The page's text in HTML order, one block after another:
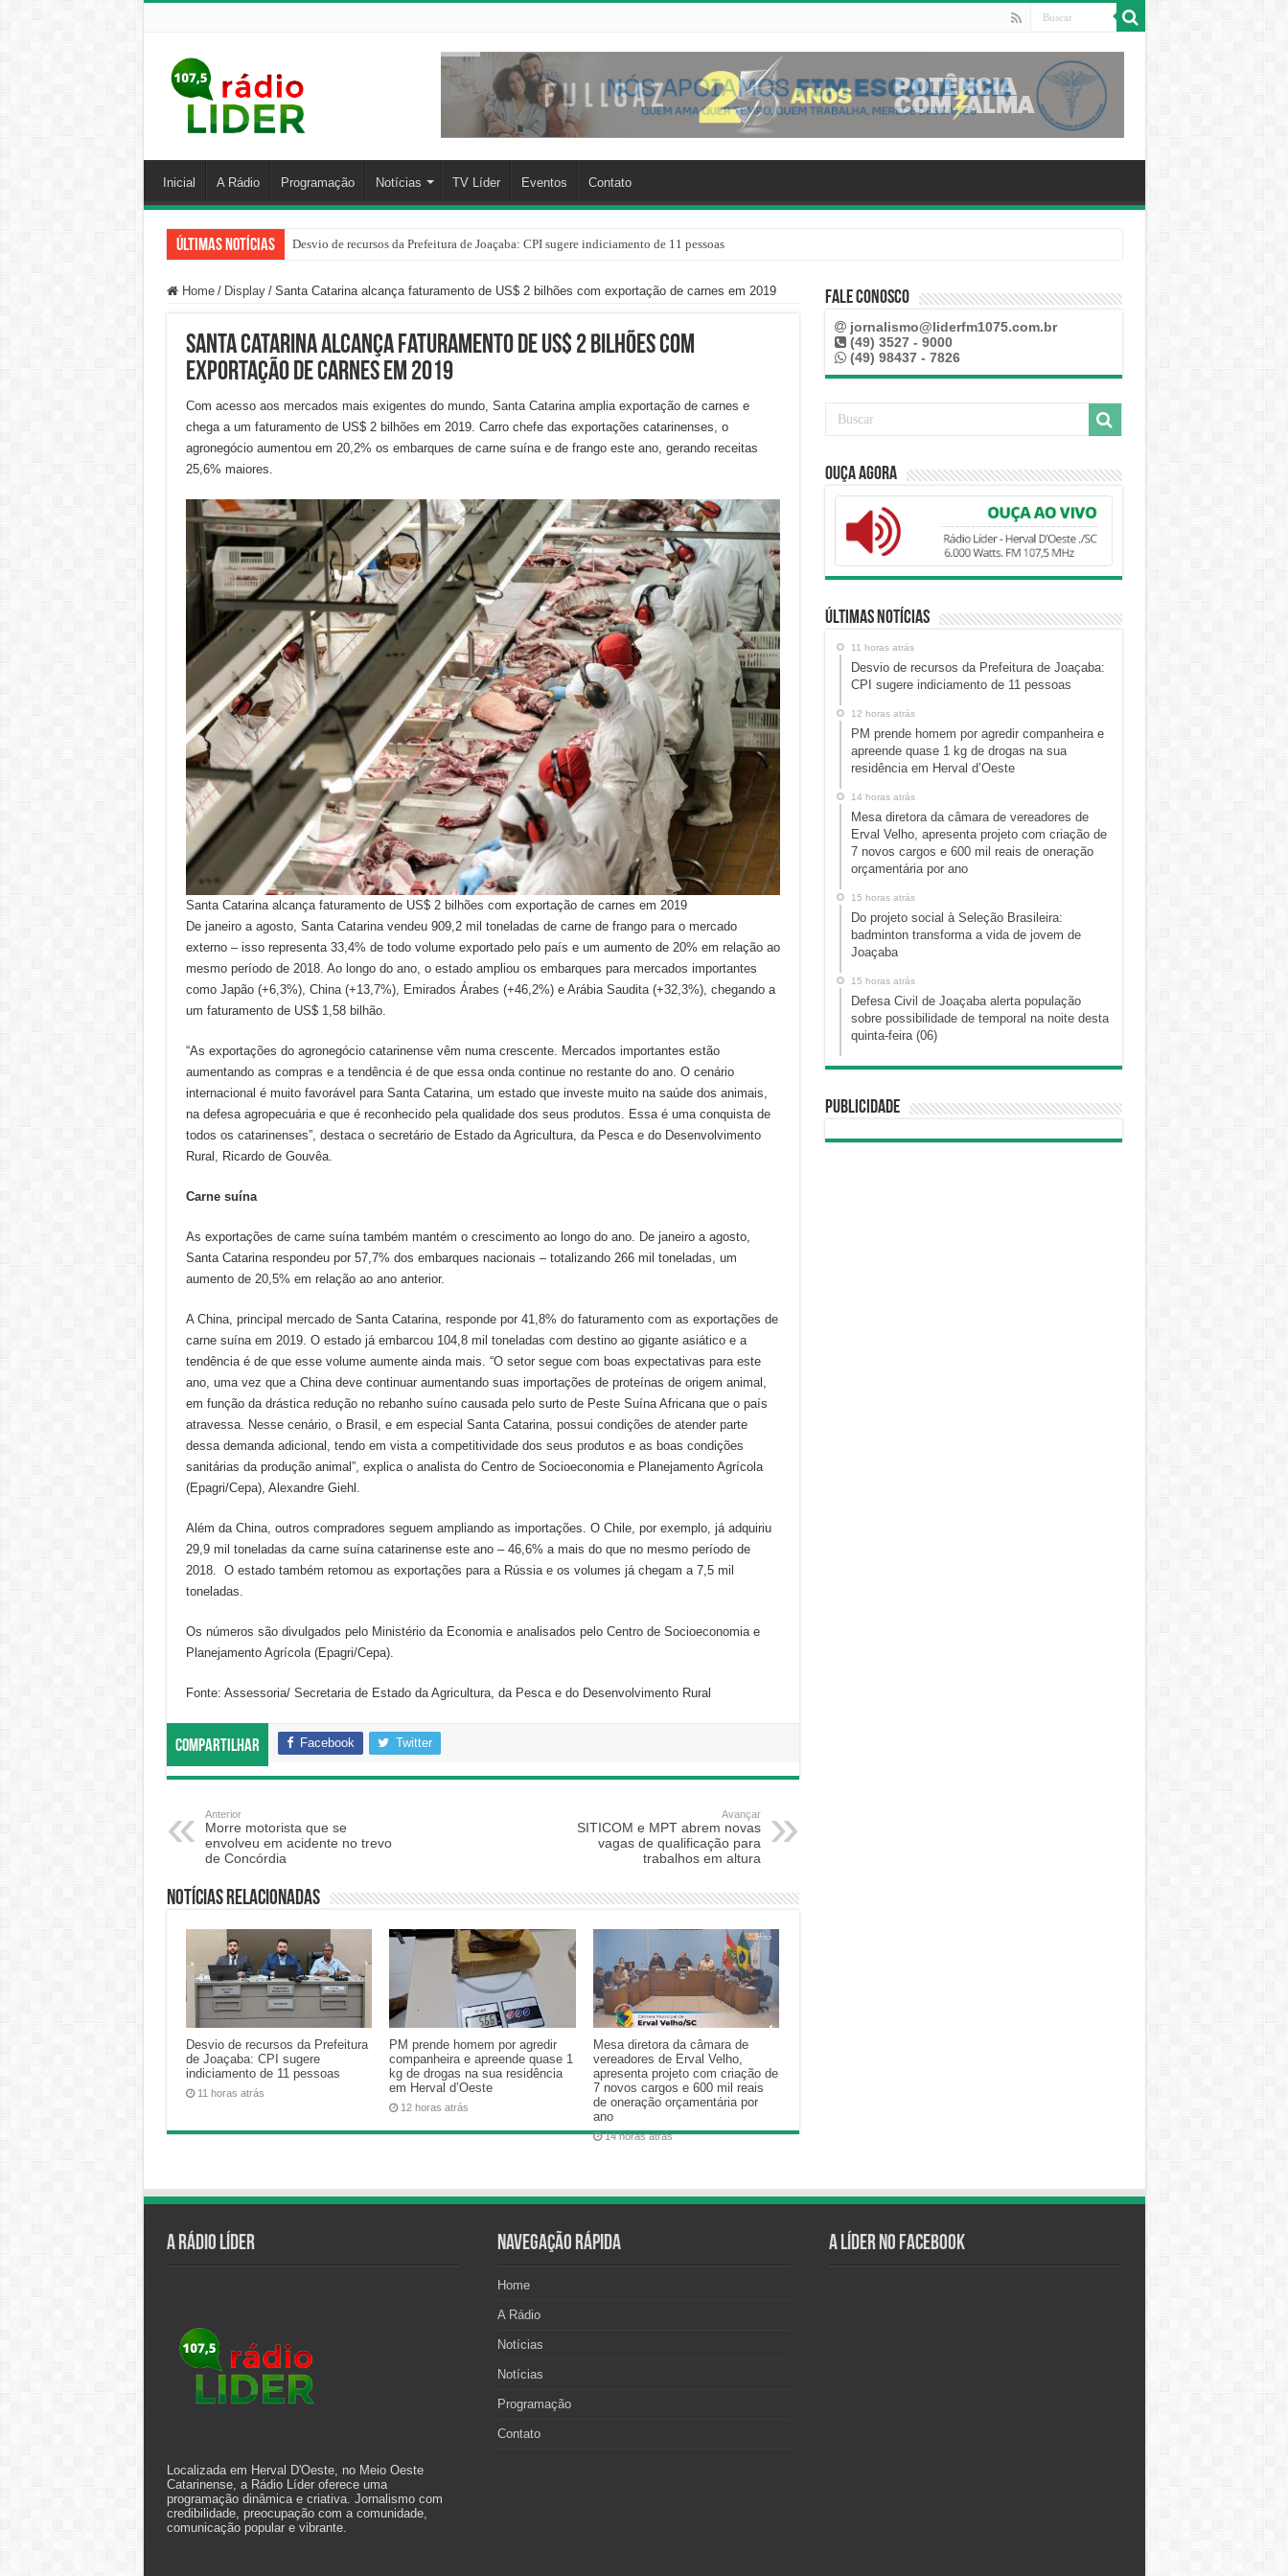
Inicial A Rádio Programação Notícias TV Líder Eventos Contato
Últimas Notícias Desvio de recursos da Prefeitura de Joaçaba: CPI sugere indiciamento de 11 pessoas
PM prende homem por agredir companheira e apreende quase 1 kg de drogas na sua residência em Herval d’Oeste
Home / Display / Santa Catarina alcança faturamento de US$ 2 bilhões com exportação de carnes em 2019
Santa Catarina alcança faturamento de US$ 2 bilhões com
exportação de carnes em 2019
Com acesso aos mercados mais exigentes do mundo, Santa Catarina amplia exportação de carnes e
chega a um faturamento de US$ 2 bilhões em 2019. Carro chefe das exportações catarinenses, o
agronegócio aumentou em 20,2% os embarques de carne suína e de frango este ano, gerando receitas
25,6% maiores.
Santa Catarina alcança faturamento de US$ 2 bilhões com exportação de carnes em 2019
De janeiro a agosto, Santa Catarina vendeu 909,2 mil toneladas de carne de frango para o mercado
externo – isso representa 33,4% de todo volume exportado pelo país e um aumento de 20% em relação ao
mesmo período de 2018. Ao longo do ano, o estado ampliou os embarques para mercados importantes
como Japão (+6,3%), China (+13,7%), Emirados Árabes (+46,2%) e Arábia Saudita (+32,3%), chegando a
um faturamento de US$ 1,58 bilhão.
“As exportações do agronegócio catarinense vêm numa crescente. Mercados importantes estão
aumentando as compras e a tendência é de que essa onda continue no restante do ano. O cenário
internacional é muito favorável para Santa Catarina, um estado que investe muito na saúde dos animais,
na defesa agropecuária e que é reconhecido pela qualidade dos seus produtos. Essa é uma conquista de
todos os catarinenses”, destaca o secretário de Estado da Agricultura, da Pesca e do Desenvolvimento
Rural, Ricardo de Gouvêa.
Carne suína
As exportações de carne suína também mantém o crescimento ao longo do ano. De janeiro a agosto,
Santa Catarina respondeu por 57,7% dos embarques nacionais – totalizando 266 mil toneladas, um
aumento de 20,5% em relação ao ano anterior.
A China, principal mercado de Santa Catarina, responde por 41,8% do faturamento com as exportações de
carne suína em 2019. O estado já embarcou 104,8 mil toneladas com destino ao gigante asiático e a
tendência é de que esse volume aumente ainda mais. “O setor segue com boas expectativas para este
ano, uma vez que a China deve continuar aumentando suas importações de proteínas de origem animal,
em função da drástica redução no rebanho suíno causada pelo surto de Peste Suína Africana que o país
atravessa. Nesse cenário, o Brasil, e em especial Santa Catarina, possui condições de atender parte
dessa demanda adicional, tendo em vista a competitividade dos seus produtos e as boas condições
sanitárias da produção animal”, explica o analista do Centro de Socioeconomia e Planejamento Agrícola
(Epagri/Cepa), Alexandre Giehl.
Além da China, outros compradores seguem ampliando as importações. O Chile, por exemplo, já adquiriu
29,9 mil toneladas da carne suína catarinense este ano – 46,6% a mais do que no mesmo período de
2018. O estado também retomou as exportações para a Rússia e os volumes já chegam a 7,5 mil
toneladas.
Os números são divulgados pelo Ministério da Economia e analisados pelo Centro de Socioeconomia e
Planejamento Agrícola (Epagri/Cepa).
Fonte: Assessoria/ Secretaria de Estado da Agricultura, da Pesca e do Desenvolvimento Rural
Compartilhar Facebook Twitter
Anterior
Morre motorista que se
envolveu em acidente no trevo
de Concórdia
Avançar
SITICOM e MPT abrem novas
vagas de qualificação para
trabalhos em altura
Notícias relacionadas
Desvio de recursos da Prefeitura
de Joaçaba: CPI sugere
indiciamento de 11 pessoas
11 horas atrás
PM prende homem por agredir
companheira e apreende quase 1
kg de drogas na sua residência
em Herval d’Oeste
12 horas atrás
Mesa diretora da câmara de
vereadores de Erval Velho,
apresenta projeto com criação de
7 novos cargos e 600 mil reais
de oneração orçamentária por
ano
14 horas atrás
Fale Conosco
jornalismo@liderfm1075.com.br
(49) 3527 - 9000
(49) 98437 - 7826
Ouça Agora
Últimas Notícias
11 horas atrás
Desvio de recursos da Prefeitura de Joaçaba:
CPI sugere indiciamento de 11 pessoas
12 horas atrás
PM prende homem por agredir companheira e
apreende quase 1 kg de drogas na sua
residência em Herval d’Oeste
14 horas atrás
Mesa diretora da câmara de vereadores de
Erval Velho, apresenta projeto com criação de
7 novos cargos e 600 mil reais de oneração
orçamentária por ano
15 horas atrás
Do projeto social à Seleção Brasileira:
badminton transforma a vida de jovem de
Joaçaba
15 horas atrás
Defesa Civil de Joaçaba alerta população
sobre possibilidade de temporal na noite desta
quinta-feira (06)
Publicidade
A Rádio Líder
Localizada em Herval D'Oeste, no Meio Oeste
Catarinense, a Rádio Líder oferece uma
programação dinâmica e criativa. Jornalismo com
credibilidade, preocupação com a comunidade,
comunicação popular e vibrante.
Navegação Rápida
Home
A Rádio
Notícias
Notícias
Programação
Contato
A Líder no Facebook